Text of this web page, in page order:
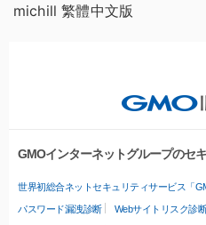
michill 繁體中文版
GMOインターネットグループのセ
世界初総合ネットセキュリティサービス「
パスワード漏洩診断 Webサイトリスク診断